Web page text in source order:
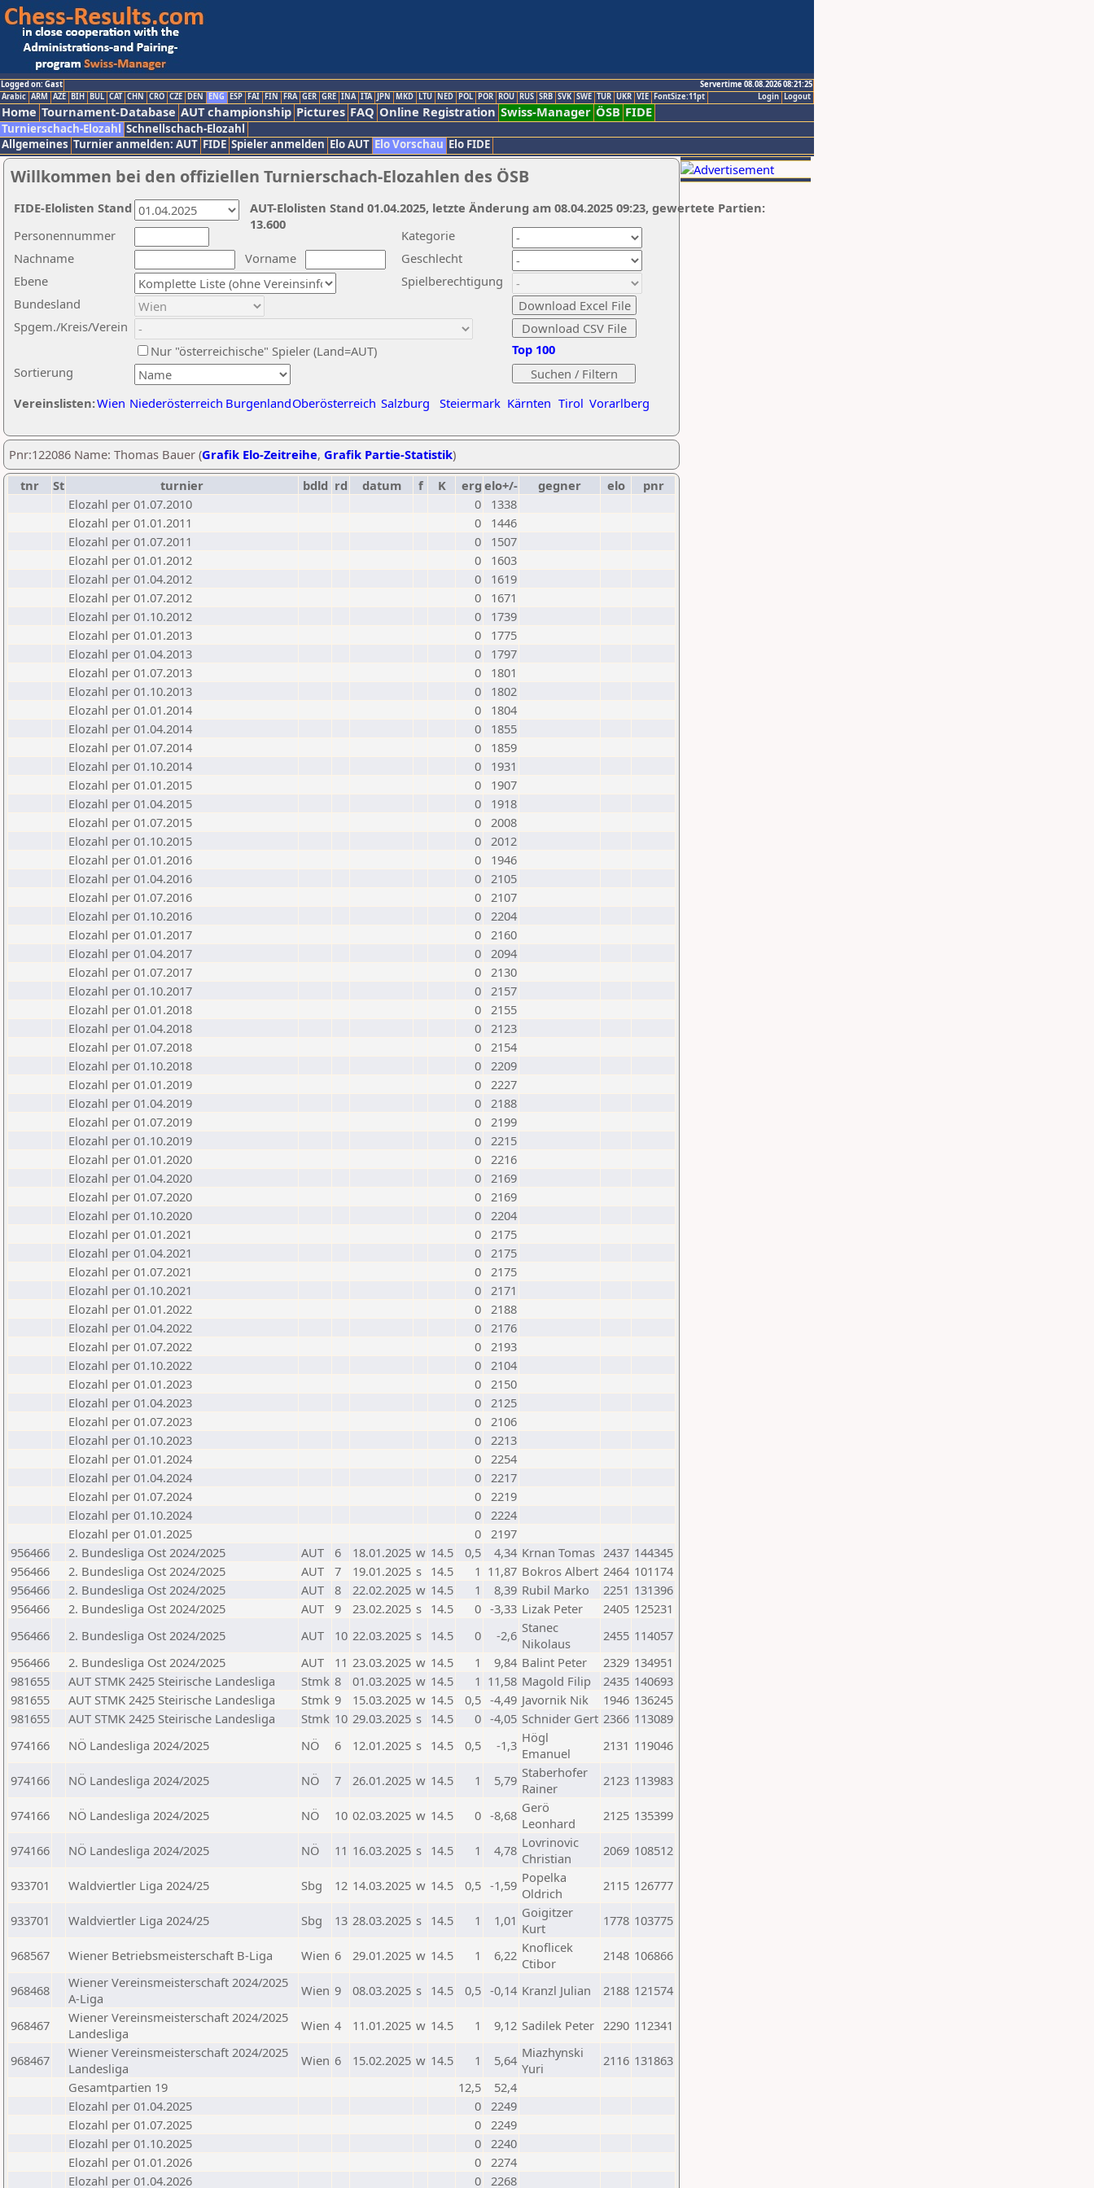
Logged on: Gast
Servertime 08.08.2026 08:21:25
Logout
Login
Arabic ARM AZE BIH BUL CAT CHN CRO CZE DEN ENG ESP FAI FIN FRA GER GRE INA ITA JPN MKD LTU NED POL POR ROU RUS SRB SVK SWE TUR UKR VIE FontSize:11pt
Home Tournament-Database AUT championship Pictures FAQ Online Registration Swiss-Manager ÖSB FIDE
Turnierschach-Elozahl Schnellschach-Elozahl
Allgemeines Turnier anmelden: AUT FIDE Spieler anmelden Elo AUT Elo Vorschau Elo FIDE
Willkommen bei den offiziellen Turnierschach-Elozahlen des ÖSB
Nachname
Vorname
Ebene
Kategorie
Sortierung
Personennummer
Bundesland
Spgem./Kreis/Verein
Geschlecht
Nur "österreichische" Spieler (Land=AUT)
Spielberechtigung
Vereinslisten:Wien Niederösterreich BurgenlandOberösterreich Salzburg Steiermark Kärnten Tirol Vorarlberg
Top 100
AUT-Elolisten Stand 01.04.2025, letzte Änderung am 08.04.2025 09:23, gewertete Partien:
13.600
FIDE-Elolisten Stand
Pnr:122086 Name: Thomas Bauer (Grafik Elo-Zeitreihe, Grafik Partie-Statistik)
tnr
St turnier bdld rd datum f K erg elo+/- gegner elo
pnr
Elozahl per 01.07.2010
0
1338
Elozahl per 01.01.2011
0
1446
Elozahl per 01.07.2011
0
1507
Elozahl per 01.01.2012
0
1603
Elozahl per 01.04.2012
0
1619
Elozahl per 01.07.2012
0
1671
Elozahl per 01.10.2012
0
1739
Elozahl per 01.01.2013
0
1775
Elozahl per 01.04.2013
0
1797
Elozahl per 01.07.2013
0
1801
Elozahl per 01.10.2013
0
1802
Elozahl per 01.01.2014
0
1804
Elozahl per 01.04.2014
0
1855
Elozahl per 01.07.2014
0
1859
Elozahl per 01.10.2014
0
1931
Elozahl per 01.01.2015
0
1907
Elozahl per 01.04.2015
0
1918
Elozahl per 01.07.2015
0 2008
Elozahl per 01.10.2015
0 2012
Elozahl per 01.01.2016
0
1946
Elozahl per 01.04.2016
0 2105
Elozahl per 01.07.2016
0 2107
Elozahl per 01.10.2016
0 2204
Elozahl per 01.01.2017
0 2160
Elozahl per 01.04.2017
0 2094
Elozahl per 01.07.2017
0 2130
Elozahl per 01.10.2017
0 2157
Elozahl per 01.01.2018
0 2155
Elozahl per 01.04.2018
0 2123
Elozahl per 01.07.2018
0 2154
Elozahl per 01.10.2018
0 2209
Elozahl per 01.01.2019
0 2227
Elozahl per 01.04.2019
0 2188
Elozahl per 01.07.2019
0 2199
Elozahl per 01.10.2019
0 2215
Elozahl per 01.01.2020
0 2216
Elozahl per 01.04.2020
0 2169
Elozahl per 01.07.2020
0 2169
Elozahl per 01.10.2020
0 2204
Elozahl per 01.01.2021
0 2175
Elozahl per 01.04.2021
0 2175
Elozahl per 01.07.2021
0 2175
Elozahl per 01.10.2021
0 2171
Elozahl per 01.01.2022
0 2188
Elozahl per 01.04.2022
0 2176
Elozahl per 01.07.2022
0 2193
Elozahl per 01.10.2022
0 2104
Elozahl per 01.01.2023
0 2150
Elozahl per 01.04.2023
0 2125
Elozahl per 01.07.2023
0 2106
Elozahl per 01.10.2023
0 2213
Elozahl per 01.01.2024
0 2254
Elozahl per 01.04.2024
0 2217
Elozahl per 01.07.2024
0 2219
Elozahl per 01.10.2024
0 2224
Elozahl per 01.01.2025
0 2197
956466
2. Bundesliga Ost 2024/2025 AUT 6 18.01.2025 w 14.5 0,5 4,34 Krnan Tomas 2437 144345
956466
2. Bundesliga Ost 2024/2025 AUT 7 19.01.2025 s 14.5 1 11,87 Bokros Albert 2464 101174
956466
2. Bundesliga Ost 2024/2025 AUT 8 22.02.2025 w 14.5 1 8,39 Rubil Marko 2251 131396
956466
2. Bundesliga Ost 2024/2025 AUT 9 23.02.2025 s 14.5 0 -3,33 Lizak Peter 2405 125231
956466
2. Bundesliga Ost 2024/2025 AUT 10 22.03.2025 s 14.5 0 -2,6 Stanec
Nikolaus
2455 114057
956466
2. Bundesliga Ost 2024/2025 AUT 11 23.03.2025 w 14.5 1 9,84 Balint Peter 2329 134951
981655
AUT STMK 2425 Steirische Landesliga Stmk 8 01.03.2025 w 14.5 1 11,58 Magold Filip 2435 140693
981655
AUT STMK 2425 Steirische Landesliga Stmk 9 15.03.2025 w 14.5 0,5 -4,49 Javornik Nik 1946 136245
981655
AUT STMK 2425 Steirische Landesliga Stmk 10 29.03.2025 s 14.5 0 -4,05 Schnider Gert 2366 113089
974166
NÖ Landesliga 2024/2025 NÖ 6 12.01.2025 s 14.5 0,5 -1,3 Högl
Emanuel
2131 119046
974166 NÖ Landesliga 2024/2025 NÖ 7 26.01.2025 w 14.5 1 5,79 Staberhofer
Rainer
2123 113983
974166 NÖ Landesliga 2024/2025 NÖ 10 02.03.2025 w 14.5 0 -8,68 Gerö
Leonhard
2125 135399
974166 NÖ Landesliga 2024/2025 NÖ 11 16.03.2025 s 14.5 1 4,78 Lovrinovic
Christian
2069 108512
933701 Waldviertler Liga 2024/25 Sbg 12 14.03.2025 w 14.5 0,5 -1,59 Popelka
Oldrich
2115 126777
933701 Waldviertler Liga 2024/25 Sbg 13 28.03.2025 s 14.5 1 1,01 Goigitzer
Kurt
1778 103775
968567 Wiener Betriebsmeisterschaft B-Liga Wien 6 29.01.2025 w 14.5 1 6,22 Knoflicek
Ctibor
2148 106866
968468
Wiener Vereinsmeisterschaft 2024/2025
A-Liga
Wien 9 08.03.2025 s 14.5 0,5 -0,14 Kranzl Julian 2188 121574
968467
Wiener Vereinsmeisterschaft 2024/2025
Landesliga
Wien 4 11.01.2025 w 14.5 1 9,12 Sadilek Peter 2290 112341
968467
Wiener Vereinsmeisterschaft 2024/2025
Landesliga
Wien 6 15.02.2025 w 14.5 1 5,64 Miazhynski
Yuri
2116 131863
Gesamtpartien 19
12,5
52,4
Elozahl per 01.04.2025
0 2249
Elozahl per 01.07.2025
0 2249
Elozahl per 01.10.2025
0 2240
Elozahl per 01.01.2026
0 2274
Elozahl per 01.04.2026
0 2268